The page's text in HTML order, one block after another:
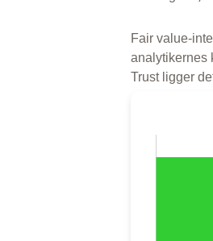
Fair value-
analytikernes
Trust ligger